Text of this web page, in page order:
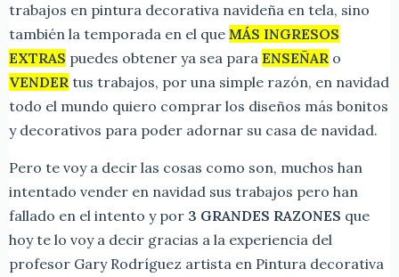
trabajos en pintura decorativa navideña en tela, sino
también la temporada en el que MÁS INGRESOS
EXTRAS puedes obtener ya sea para ENSEÑAR o
VENDER tus trabajos, por una simple razón, en navidad
todo el mundo quiero comprar los diseños más bonitos
y decorativos para poder adornar su casa de navidad.
Pero te voy a decir las cosas como son, muchos han
intentado vender en navidad sus trabajos pero han
fallado en el intento y por 3 GRANDES RAZONES que
hoy te lo voy a decir gracias a la experiencia del
profesor Gary Rodríguez artista en Pintura decorativa